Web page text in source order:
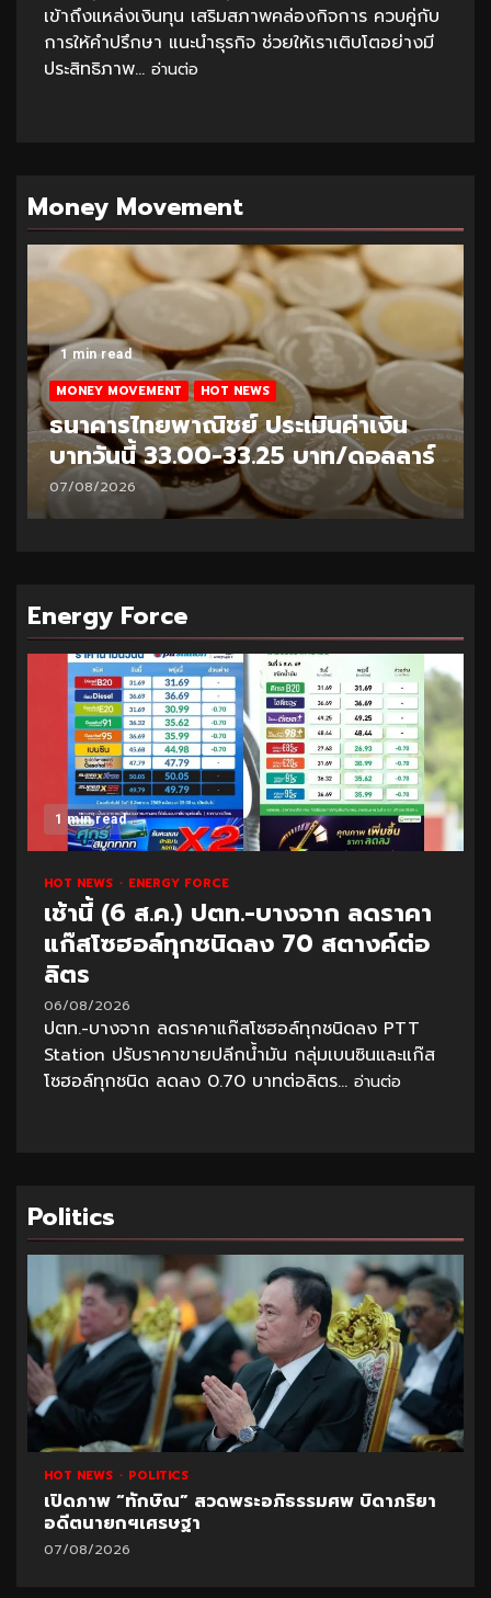
เข้าถึงแหล่งเงินทุน เสริมสภาพคล่องกิจการ ควบคู่กับ
การให้คำปรึกษา แนะนำธุรกิจ ช่วยให้เราเติบโตอย่างมี
ประสิทธิภาพ... อ่านต่อ
Money Movement
1 min read
MONEY MOVEMENT HOT NEWS
ธนาคารไทยพาณิชย์ ประเมินค่าเงิน
บาทวันนี้ 32.95-33.20 บาท/ดอลลาร์
06/08/2026
Energy Force
1 min read
HOT NEWS ENERGY FORCE
เช้านี้ (6 ส.ค.) ปตท.-บางจาก ลดราคา
แก๊สโซฮอล์ทุกชนิดลง 70 สตางค์ต่อ
ลิตร
06/08/2026
ปตท.-บางจาก ลดราคาแก๊สโซฮอล์ทุกชนิดลง PTT
Station ปรับราคาขายปลีกน้ำมัน กลุ่มเบนซินและแก๊ส
โซฮอล์ทุกชนิด ลดลง 0.70 บาทต่อลิตร... อ่านต่อ
Politics
HOT NEWS POLITICS
เปิดภาพ “ทักษิณ” สวดพระอภิธรรมศพ บิดาภริยา
อดีตนายกฯเศรษฐา
07/08/2026